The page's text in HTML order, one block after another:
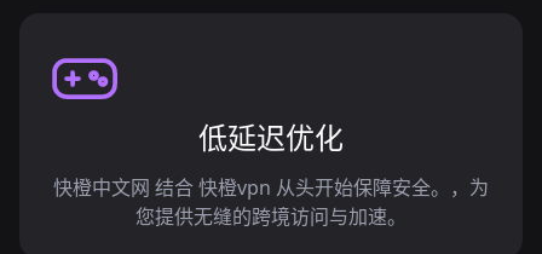
低延迟优化
快橙中文网 结合 快橙vpn 从头开始保障安全。，为
您提供无缝的跨境访问与加速。